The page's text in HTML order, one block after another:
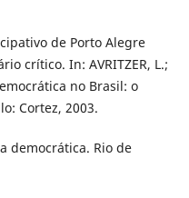
de Porto Alegre
crítico. In: AVRITZER, L.;
no Brasil: o
Cortez, 2003.
democrática. Rio de